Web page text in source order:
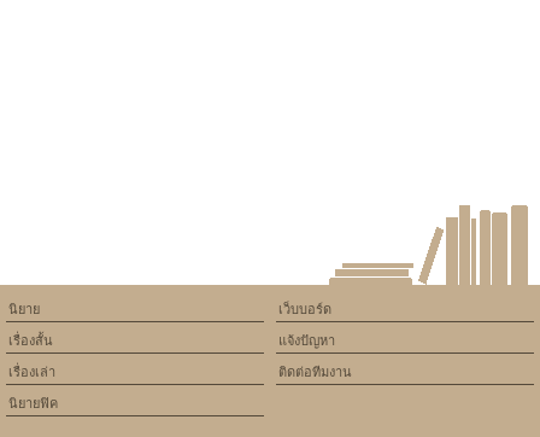
เว็บบอร์ด
แจ้งปัญหา
ติดต่อทีมงาน
นิยาย
เรื่องสั้น
เรื่องเล่า
นิยายฟิค